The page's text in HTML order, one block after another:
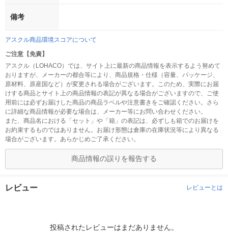
備考
アスクル商品環境スコアについて
ご注意【免責】
アスクル（LOHACO）では、サイト上に最新の商品情報を表示するよう努めて
おりますが、メーカーの都合等により、商品規格・仕様（容量、パッケージ、
原材料、原産国など）が変更される場合がございます。このため、実際にお届
けする商品とサイト上の商品情報の表記が異なる場合がございますので、ご使
用前には必ずお届けした商品の商品ラベルや注意書きをご確認ください。さら
に詳細な商品情報が必要な場合は、メーカー等にお問い合わせください。
また、商品名における「セット」や「箱」の表記は、必ずしも箱でのお届けを
お約束するものではありません。お届け形態は倉庫の在庫状況等により異なる
場合がございます。あらかじめご了承ください。
商品情報の誤りを報告する
レビュー レビューとは
投稿されたレビューはまだありません。